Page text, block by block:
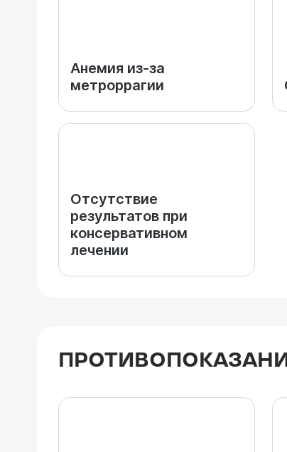
Анемия из-за
метроррагии
Отсутствие
результатов при
консервативном
лечении